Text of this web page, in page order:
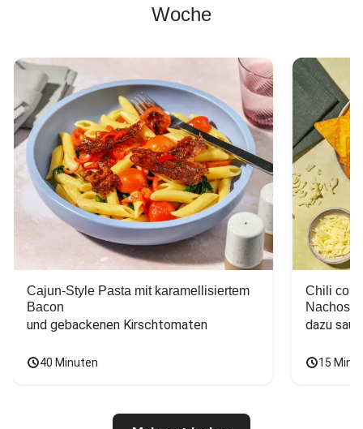
Woche
Cajun-Style Pasta mit karamellisiertem
Bacon
und gebackenen Kirschtomaten
40 Minuten
Chili con
Nachos
dazu
15